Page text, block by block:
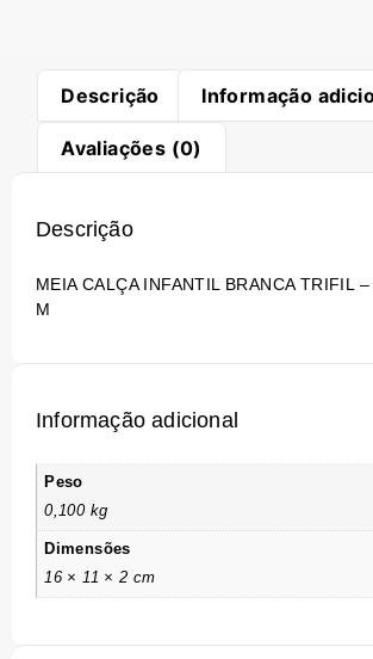
Descrição Informação
Avaliações (0)
Descrição
MEIA CALÇA INFANTIL BRANCA TRIFIL
M
Informação adicional
Peso
0,100 kg
Dimensões
16 × 11 × 2 cm